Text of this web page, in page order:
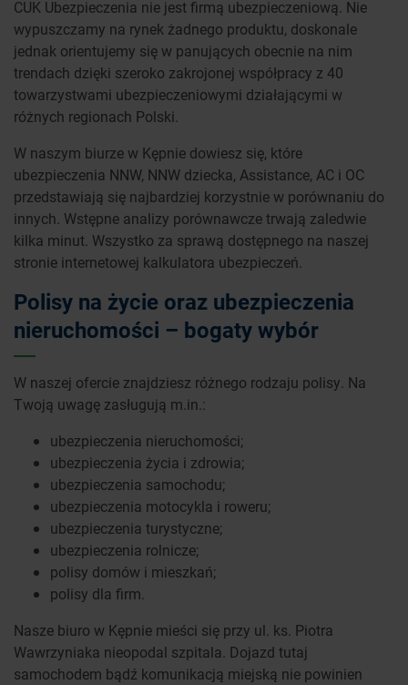
CUK Ubezpieczenia nie jest firmą ubezpieczeniową. Nie
wypuszczamy na rynek żadnego produktu, doskonale
jednak orientujemy się w panujących obecnie na nim
trendach dzięki szeroko zakrojonej współpracy z 40
towarzystwami ubezpieczeniowymi działającymi w
różnych regionach Polski.
W naszym biurze w Kępnie dowiesz się, które
ubezpieczenia NNW, NNW dziecka, Assistance, AC i OC
przedstawiają się najbardziej korzystnie w porównaniu do
innych. Wstępne analizy porównawcze trwają zaledwie
kilka minut. Wszystko za sprawą dostępnego na naszej
stronie internetowej kalkulatora ubezpieczeń.
Polisy na życie oraz ubezpieczenia
nieruchomości – bogaty wybór
W naszej ofercie znajdziesz różnego rodzaju polisy. Na
Twoją uwagę zasługują m.in.:
ubezpieczenia nieruchomości;
ubezpieczenia życia i zdrowia;
ubezpieczenia samochodu;
ubezpieczenia motocykla i roweru;
ubezpieczenia turystyczne;
ubezpieczenia rolnicze;
polisy domów i mieszkań;
polisy dla firm.
Nasze biuro w Kępnie mieści się przy ul. ks. Piotra
Wawrzyniaka nieopodal szpitala. Dojazd tutaj
samochodem bądź komunikacją miejską nie powinien